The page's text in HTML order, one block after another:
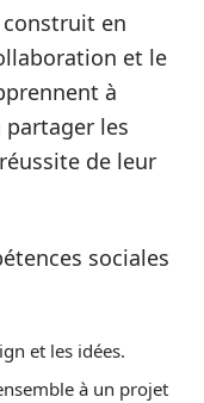
en
et le
à
partager les
de leur
sociales
et les idées.
à un projet